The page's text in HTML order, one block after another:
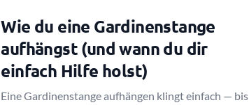
Wie du eine Gardinenstange
aufhängst (und wann du dir
einfach Hilfe holst)
Eine Gardinenstange aufhängen klingt einfach — bis